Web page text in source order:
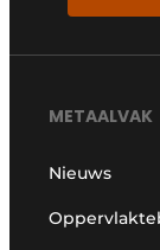
METAALVAK
Nieuws